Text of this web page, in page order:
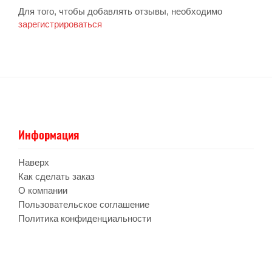
Для того, чтобы добавлять отзывы, необходимо
зарегистрироваться
Информация
Наверх
Как сделать заказ
О компании
Пользовательское соглашение
Политика конфиденциальности